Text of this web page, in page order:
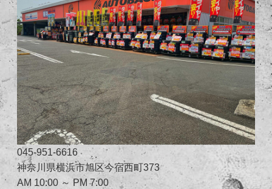
045-951-6616
神奈川県横浜市旭区今宿西町373
AM 10:00 ～ PM 7:00